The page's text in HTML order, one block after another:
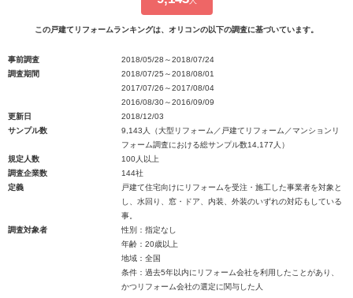
この戸建てリフォームランキングは、オリコンの以下の調査に基づいています。
事前調査
2018/05/28～2018/07/24
調査期間
2018/07/25～2018/08/01
2017/07/26～2017/08/04
2016/08/30～2016/09/09
更新日
2018/12/03
サンプル数
9,143人（大型リフォーム／戸建てリフォーム／マンションリ
フォーム調査における総サンプル数14,177人）
規定人数
100人以上
調査企業数
144社
定義
戸建て住宅向けにリフォームを受注・施工した事業者を対象と
し、水回り、窓・ドア、内装、外装のいずれの対応もしている
事。
調査対象者
性別：指定なし
年齢：20歳以上
地域：全国
条件：過去5年以内にリフォーム会社を利用したことがあり、
かつリフォーム会社の選定に関与した人